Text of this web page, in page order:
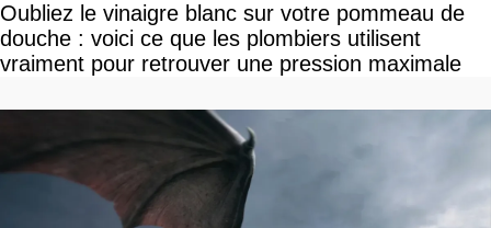
Oubliez le vinaigre blanc sur votre pommeau de
douche : voici ce que les plombiers utilisent
vraiment pour retrouver une pression maximale